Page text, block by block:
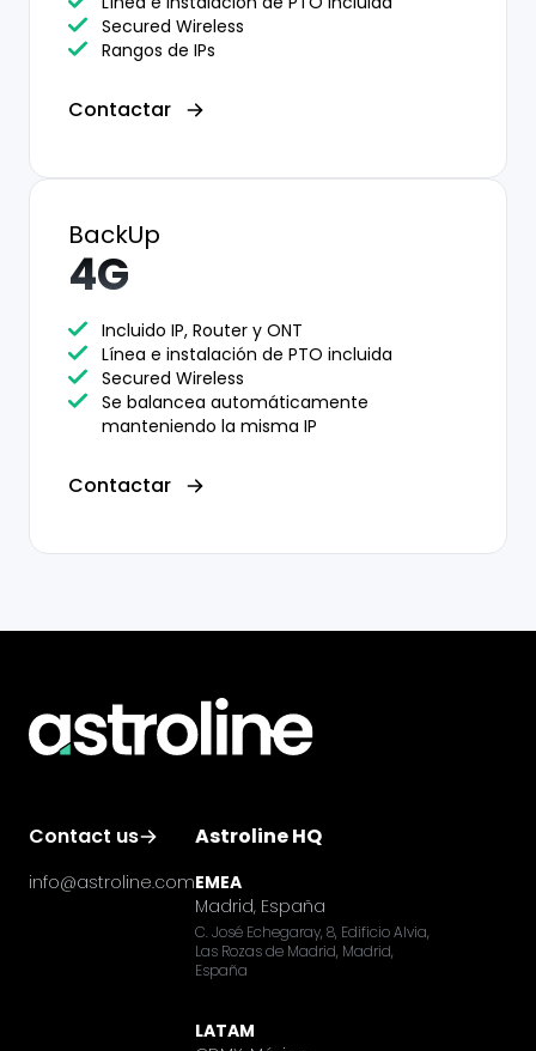
Secured Wireless
Rangos de IPs
Contactar
BackUp
4G
Incluido IP, Router y ONT
Línea e instalación de PTO incluida
Secured Wireless
Se balancea automáticamente
manteniendo la misma IP
Contactar
Contact us
info@astroline.com
Astroline HQ
EMEA
Madrid, España
C. José Echegaray, 8, Edificio Alvia,
Las Rozas de Madrid, Madrid,
España
LATAM